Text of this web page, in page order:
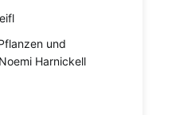
und
Harnickell